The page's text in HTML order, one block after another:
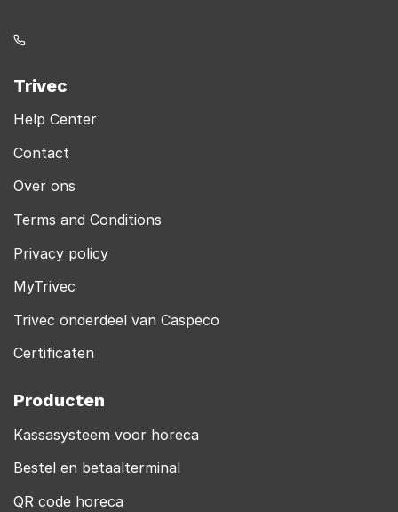
Trivec
Help Center
Contact
Over ons
Terms and Conditions
Privacy policy
MyTrivec
Trivec onderdeel van Caspeco
Certificaten
Producten
Kassasysteem voor horeca
Bestel en betaalterminal
QR code horeca